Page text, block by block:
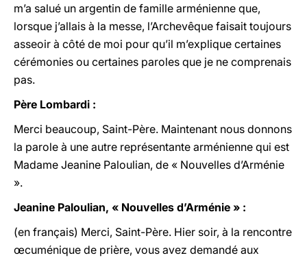
m’a salué un argentin de famille arménienne que,
lorsque j’allais à la messe, l’Archevêque faisait toujours
asseoir à côté de moi pour qu’il m’explique certaines
cérémonies ou certaines paroles que je ne comprenais
pas.
Père Lombardi :
Merci beaucoup, Saint-Père. Maintenant nous donnons
la parole à une autre représentante arménienne qui est
Madame Jeanine Paloulian, de « Nouvelles d’Arménie
».
Jeanine Paloulian, « Nouvelles d’Arménie » :
(en français) Merci, Saint-Père. Hier soir, à la rencontre
œcuménique de prière, vous avez demandé aux